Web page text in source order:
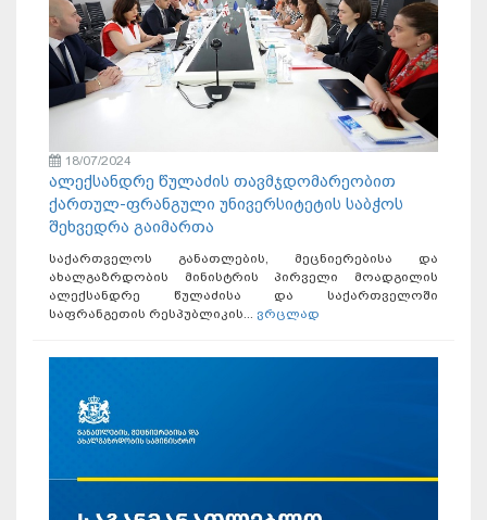
18/07/2024
ალექსანდრე წულაძის თავმჯდომარეობით
ქართულ-ფრანგული უნივერსიტეტის საბჭოს
შეხვედრა გაიმართა
საქართველოს განათლების, მეცნიერებისა და
ახალგაზრდობის მინისტრის პირველი მოადგილის
ალექსანდრე წულაძისა და საქართველოში
საფრანგეთის რესპუბლიკის... ვრცლად